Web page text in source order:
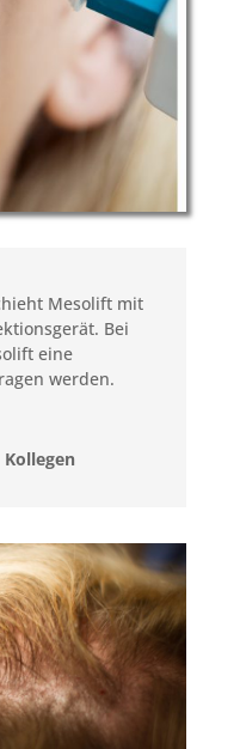
Mesolift mit
Bei
eine
werden.